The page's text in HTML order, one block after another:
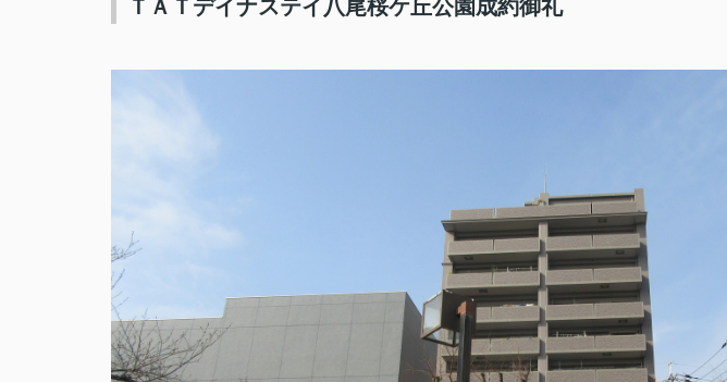
ＴＡＴデイナステイ八尾桜ケ丘公園成約御礼